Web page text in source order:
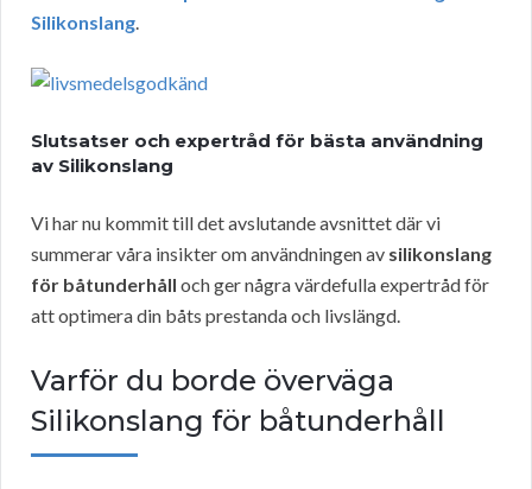
Silikonslang.
Slutsatser och expertråd för bästa användning
av Silikonslang
Vi har nu kommit till det avslutande avsnittet där vi
summerar våra insikter om användningen av silikonslang
för båtunderhåll och ger några värdefulla expertråd för
att optimera din båts prestanda och livslängd.
Varför du borde överväga
Silikonslang för båtunderhåll